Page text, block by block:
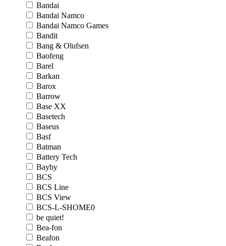
Bandai
Bandai Namco
Bandai Namco Games
Bandit
Bang & Olufsen
Baofeng
Barel
Barkan
Barox
Barrow
Base XX
Basetech
Baseus
Basf
Batman
Battery Tech
Bayby
BCS
BCS Line
BCS View
BCS-L-SHOME0
be quiet!
Bea-fon
Beafon